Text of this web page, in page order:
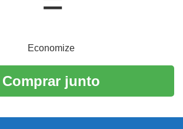
Economize
Comprar junto